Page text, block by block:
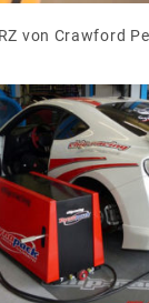
von Crawford